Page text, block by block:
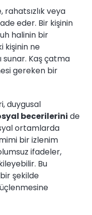
rahatsızlık veya
eder. Bir kişinin
halinin bir
kişinin ne
sunar. Kaş çatma
gereken bir
duygusal
becerilerini de
ortamlarda
bir izlenim
ifadeler,
Bu
şekilde